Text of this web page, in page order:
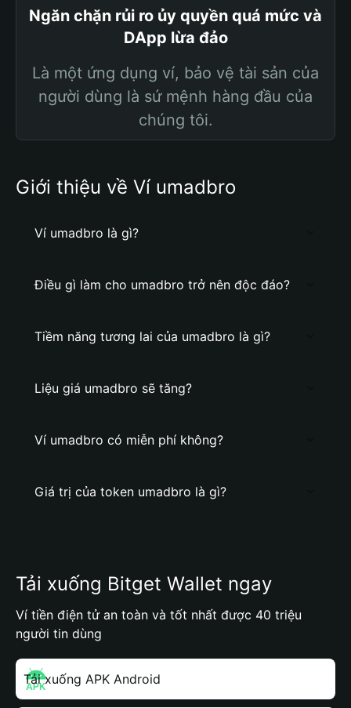
Ngăn chặn rủi ro ủy quyền quá mức và
DApp lừa đảo
Là một ứng dụng ví, bảo vệ tài sản của
người dùng là sứ mệnh hàng đầu của
chúng tôi.
Giới thiệu về Ví umadbro
Ví umadbro là gì?
Điều gì làm cho umadbro trở nên độc đáo?
Tiềm năng tương lai của umadbro là gì?
Liệu giá umadbro sẽ tăng?
Ví umadbro có miễn phí không?
Giá trị của token umadbro là gì?
Tải xuống Bitget Wallet ngay
Ví tiền điện tử an toàn và tốt nhất được 40 triệu
người tin dùng
Tải xuống APK Android